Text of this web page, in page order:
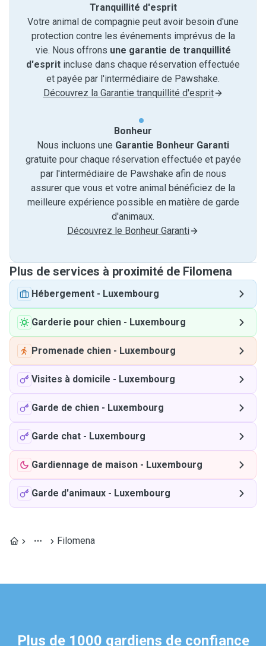
Tranquillité d'esprit
Votre animal de compagnie peut avoir besoin d'une
protection contre les événements imprévus de la
vie. Nous offrons une garantie de tranquillité
d'esprit incluse dans chaque réservation effectuée
et payée par l'intermédiaire de Pawshake.
Découvrez la Garantie tranquillité d'esprit
Bonheur
Nous incluons une Garantie Bonheur Garanti
gratuite pour chaque réservation effectuée et payée
par l'intermédiaire de Pawshake afin de nous
assurer que vous et votre animal bénéficiez de la
meilleure expérience possible en matière de garde
d'animaux.
Découvrez le Bonheur Garanti
Plus de services à proximité de Filomena
Hébergement - Luxembourg
Garderie pour chien - Luxembourg
Promenade chien - Luxembourg
Visites à domicile - Luxembourg
Garde de chien - Luxembourg
Garde chat - Luxembourg
Gardiennage de maison - Luxembourg
Garde d'animaux - Luxembourg
Filomena
Plus de 1000 gardiens de confiance